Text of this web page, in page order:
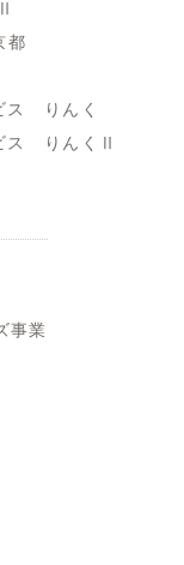
都
ス りんく
ス りんくⅡ
事業